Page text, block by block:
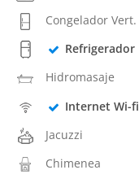
Congelador Vert.
Refrigerador
Hidromasaje
Internet Wi-fi
Jacuzzi
Chimenea